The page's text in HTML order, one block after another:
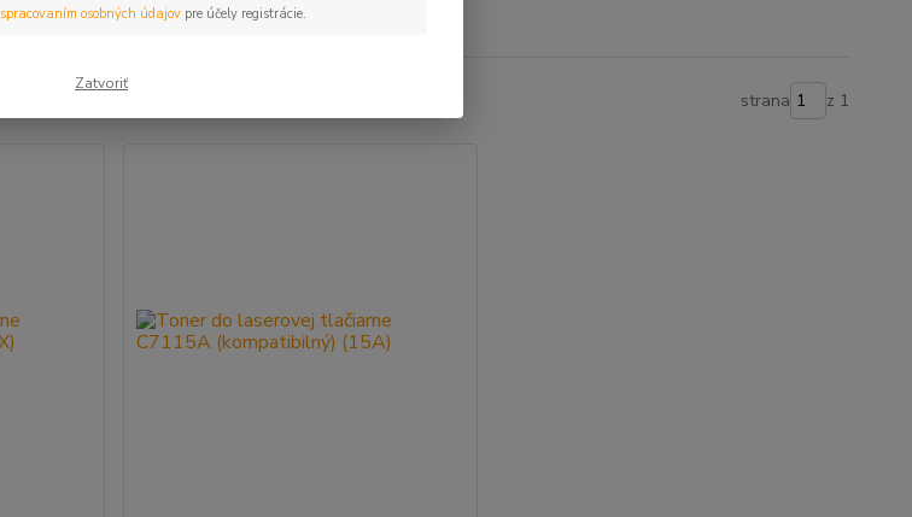
strana z 1
spracovaním osobných údajovpre účely registrácie.
Zatvoriť